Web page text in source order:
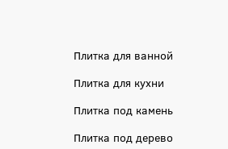
Плитка для ванной
Плитка для кухни
Плитка под камень
Плитка под дерево